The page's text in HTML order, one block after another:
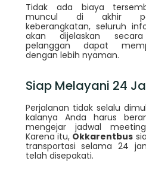
Tidak ada biaya
muncul di akhir
keberangkatan, seluruh
akan dijelaskan
pelanggan dapat
dengan lebih nyaman.
Siap Melayani 24
Perjalanan tidak selalu
kalanya Anda harus
mengejar jadwal
Karena itu, Okkarentbus
transportasi selama 24
telah disepakati.